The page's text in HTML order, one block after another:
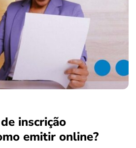
inscrição
emitir online?